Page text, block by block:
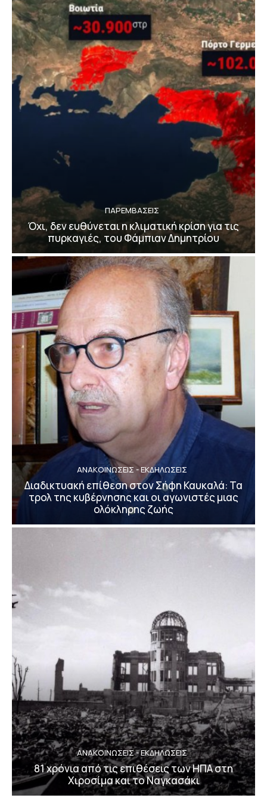
ΠΑΡΕΜΒΑΣΕΙΣ
Όχι, δεν ευθύνεται η κλιματική κρίση για τις
πυρκαγιές, του Φάμπιαν Δημητρίου
ΑΝΑΚΟΙΝΩΣΕΙΣ - ΕΚΔΗΛΩΣΕΙΣ
Διαδικτυακή επίθεση στον Σήφη Καυκαλά: Τα
τρολ της κυβέρνησης και οι αγωνιστές μιας
ολόκληρης ζωής
ΑΝΑΚΟΙΝΩΣΕΙΣ - ΕΚΔΗΛΩΣΕΙΣ
81 χρόνια από τις επιθέσεις των ΗΠΑ στη
Χιροσίμα και το Ναγκασάκι